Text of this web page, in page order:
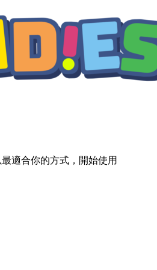
適合你的方式，開始使用